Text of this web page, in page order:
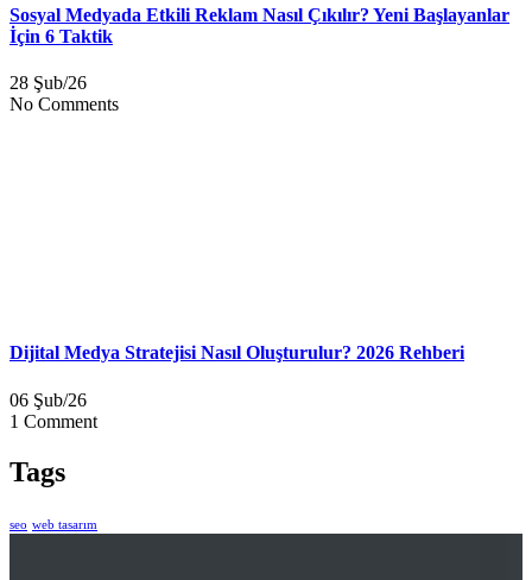
Sosyal Medyada Etkili Reklam Nasıl Çıkılır? Yeni Başlayanlar
İçin 6 Taktik
28 Şub/26
No Comments
Dijital Medya Stratejisi Nasıl Oluşturulur? 2026 Rehberi
06 Şub/26
1 Comment
Tags
seo web tasarım